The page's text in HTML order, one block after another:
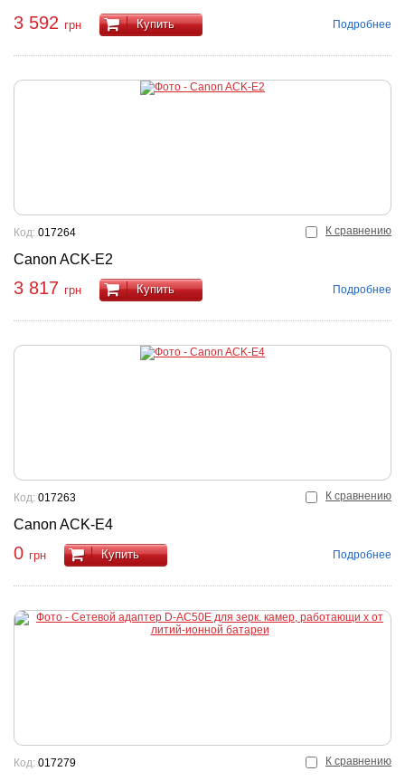
3 592 грн Купить Подробнее
К сравнению
Canon ACK-E2
Код: 017264
3 817 грн Купить Подробнее
К сравнению
Canon ACK-E4
Код: 017263
0 грн Купить Подробнее
К сравнению
Код: 017279